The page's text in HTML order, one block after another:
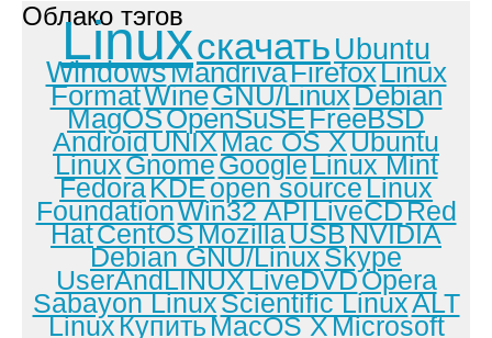
Облако тэгов
Linuxскачать Ubuntu
WindowsMandrivaFirefoxLinux
FormatWineGNU/LinuxDebian
MagOSOpenSuSEFreeBSD
AndroidUNIXMac OS XUbuntu
LinuxGnomeGoogleLinux Mint
FedoraKDEopen sourceLinux
FoundationWin32 APILiveCDRed
HatCentOSMozillaUSBNVIDIA
Debian GNU/LinuxSkype
UserAndLINUXLiveDVDOpera
Sabayon LinuxScientific LinuxALT
LinuxКупитьMacOS XMicrosoft